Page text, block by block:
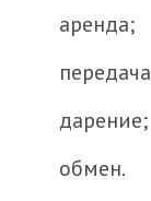
аренда;
дарение;
обмен.